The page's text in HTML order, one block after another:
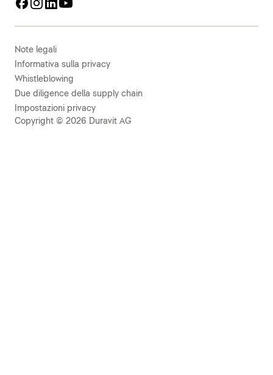
Note legali
Informativa sulla privacy
Whistleblowing
Due diligence della supply chain
Impostazioni privacy
Copyright © 2026 Duravit AG